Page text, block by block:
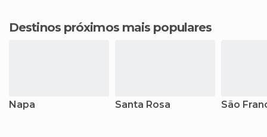
Destinos próximos mais populares
Napa Santa Rosa São